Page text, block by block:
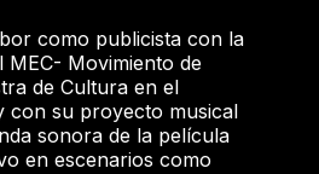
como publicista con la
Movimiento de
de Cultura en el
con su proyecto musical
sonora de la película
en escenarios como